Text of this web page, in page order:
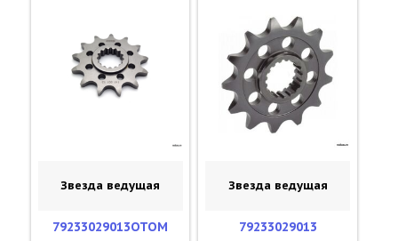
Звезда ведущая
79233029013OTOM
Звезда ведущая
79233029013